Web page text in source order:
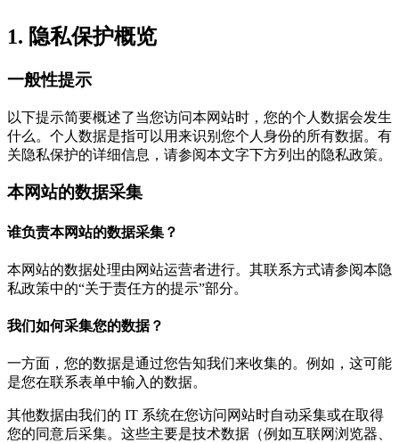
1. 隐私保护概览
一般性提示
以下提示简要概述了当您访问本网站时，您的个人数据会发生
什么。个人数据是指可以用来识别您个人身份的所有数据。有
关隐私保护的详细信息，请参阅本文字下方列出的隐私政策。
本网站的数据采集
谁负责本网站的数据采集？
本网站的数据处理由网站运营者进行。其联系方式请参阅本隐
私政策中的“关于责任方的提示”部分。
我们如何采集您的数据？
一方面，您的数据是通过您告知我们来收集的。例如，这可能
是您在联系表单中输入的数据。
其他数据由我们的 IT 系统在您访问网站时自动采集或在取得
您的同意后采集。这些主要是技术数据（例如互联网浏览器、